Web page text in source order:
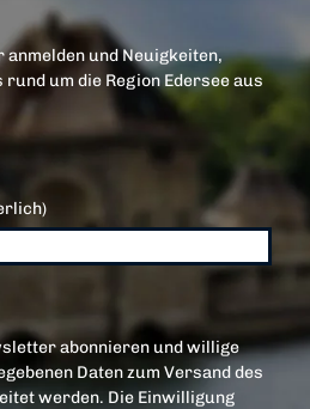
und Neuigkeiten,
um die Region Edersee aus
abonnieren und willige
Daten zum Versand des
werden. Die Einwilligung